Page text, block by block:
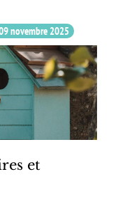
novembre 2025
et